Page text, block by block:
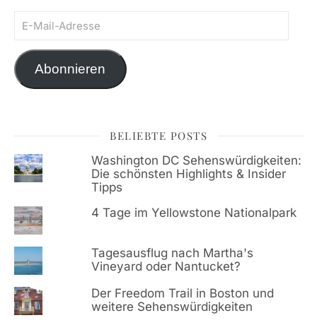
E-Mail-Adresse
Abonnieren
BELIEBTE POSTS
Washington DC Sehenswürdigkeiten:
Die schönsten Highlights & Insider
Tipps
4 Tage im Yellowstone Nationalpark
Tagesausflug nach Martha's
Vineyard oder Nantucket?
Der Freedom Trail in Boston und
weitere Sehenswürdigkeiten